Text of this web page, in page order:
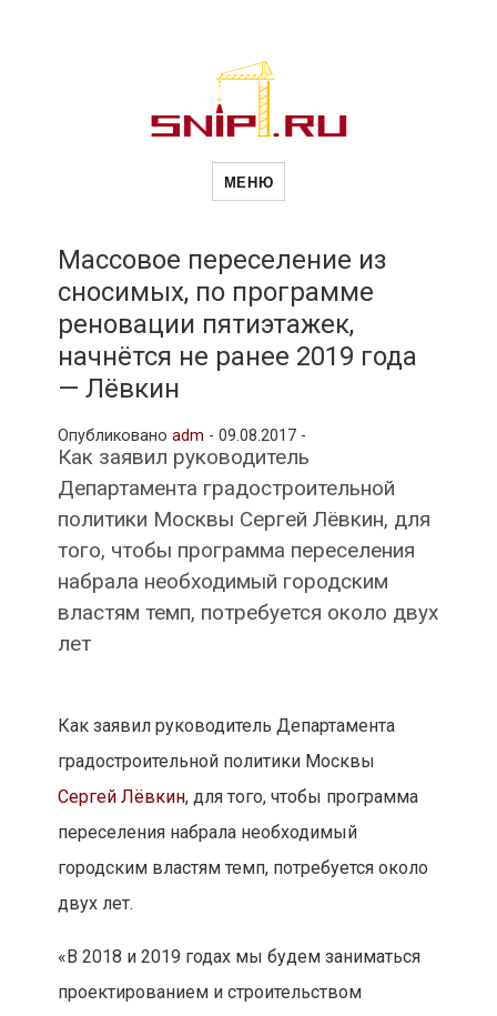
Новости
и
рубрики
МЕНЮ
Массовое переселение из
сносимых, по программе
реновации пятиэтажек,
начнётся не ранее 2019 года
— Лёвкин
Опубликовано adm - 09.08.2017 -
Как заявил руководитель
Департамента градостроительной
политики Москвы Сергей Лёвкин, для
того, чтобы программа переселения
набрала необходимый городским
властям темп, потребуется около двух
лет
Как заявил руководитель Департамента
градостроительной политики Москвы
Сергей Лёвкин, для того, чтобы программа
переселения набрала необходимый
городским властям темп, потребуется около
двух лет.
«В 2018 и 2019 годах мы будем заниматься
проектированием и строительством